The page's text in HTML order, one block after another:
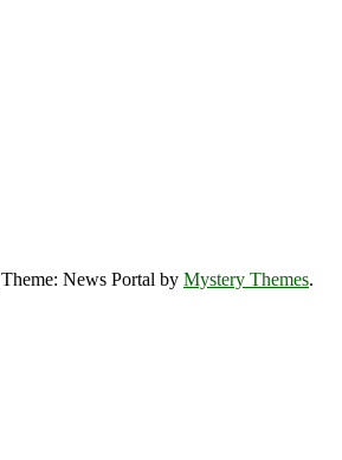
Theme: News Portal by Mystery Themes.